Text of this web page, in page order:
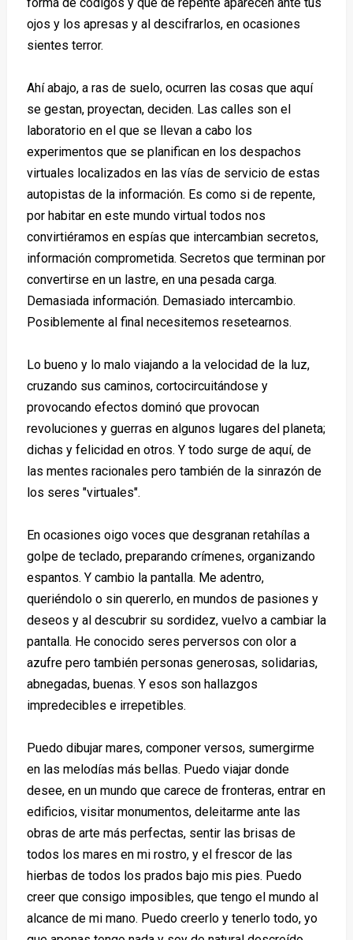
ojos y los apresas y al descifrarlos, en ocasiones
sientes terror.
Ahí abajo, a ras de suelo, ocurren las cosas que aquí
se gestan, proyectan, deciden. Las calles son el
laboratorio en el que se llevan a cabo los
experimentos que se planifican en los despachos
virtuales localizados en las vías de servicio de estas
autopistas de la información. Es como si de repente,
por habitar en este mundo virtual todos nos
convirtiéramos en espías que intercambian secretos,
información comprometida. Secretos que terminan por
convertirse en un lastre, en una pesada carga.
Demasiada información. Demasiado intercambio.
Posiblemente al final necesitemos resetearnos.
Lo bueno y lo malo viajando a la velocidad de la luz,
cruzando sus caminos, cortocircuitándose y
provocando efectos dominó que provocan
revoluciones y guerras en algunos lugares del planeta;
dichas y felicidad en otros. Y todo surge de aquí, de
las mentes racionales pero también de la sinrazón de
los seres "virtuales".
En ocasiones oigo voces que desgranan retahílas a
golpe de teclado, preparando crímenes, organizando
espantos. Y cambio la pantalla. Me adentro,
queriéndolo o sin quererlo, en mundos de pasiones y
deseos y al descubrir su sordidez, vuelvo a cambiar la
pantalla. He conocido seres perversos con olor a
azufre pero también personas generosas, solidarias,
abnegadas, buenas. Y esos son hallazgos
impredecibles e irrepetibles.
Puedo dibujar mares, componer versos, sumergirme
en las melodías más bellas. Puedo viajar donde
desee, en un mundo que carece de fronteras, entrar en
edificios, visitar monumentos, deleitarme ante las
obras de arte más perfectas, sentir las brisas de
todos los mares en mi rostro, y el frescor de las
hierbas de todos los prados bajo mis pies. Puedo
creer que consigo imposibles, que tengo el mundo al
alcance de mi mano. Puedo creerlo y tenerlo todo, yo